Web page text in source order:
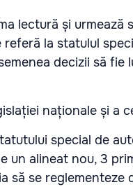
lectură și urmează
la statulul
decizii să fie
naționale și a
special de
un alineat nou, 3
să se reglementeze